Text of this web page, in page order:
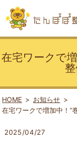
在宅ワークで
HOME
お知らせ
在宅ワークで増加中！“
2025/04/27